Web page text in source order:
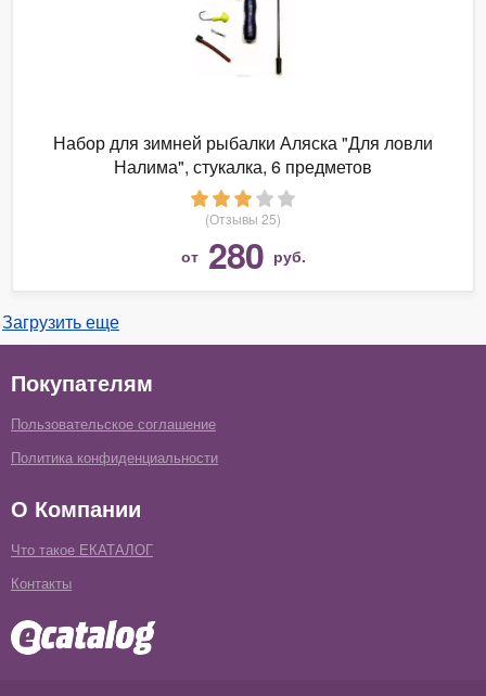
Набор для зимней рыбалки Аляска "Для ловли
Налима", стукалка, 6 предметов
(Отзывы 25)
от 280 руб.
Загрузить еще
Покупателям
Пользовательское соглашение
Политика конфиденциальности
О Компании
Что такое ЕКАТАЛОГ
Контакты